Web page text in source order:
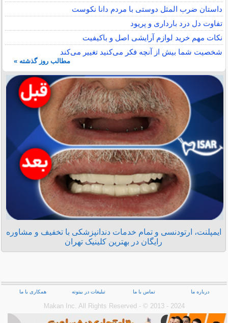
داستان ضرب المثل دوستی با مردم دانا نكوست
تفاوت دل درد بارداری و پریود
نکات مهم خرید لوازم آرایشی اصل و باکیفیت
شخصیت شما بیش از آنچه فکر می‌کنید تغییر می‌کند
مطالب روز گذشته »
ایمپلنت، ارتودنسی و تمام خدمات دندانپزشکی با تخفیف و مشاوره
رایگان در بهترین کلینیک تهران
درباره ما تماس با ما تبلیغات در بیتوته همکاری با ما
Makan Inc.‎ All Rights Reserved - © 2013 - 2024